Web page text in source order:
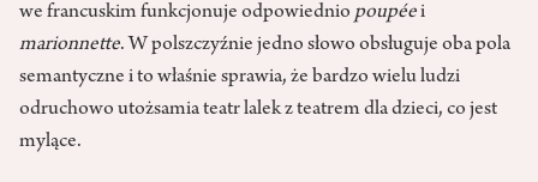
we francuskim funkcjonuje odpowiednio poupéei
marionnette. W polszczyźnie jedno słowo obsługuje oba pola
semantyczne i to właśnie sprawia, że bardzo wielu ludzi
odruchowo utożsamia teatr lalek z teatrem dla dzieci, co jest
mylące.